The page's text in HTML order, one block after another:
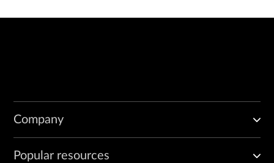
Company
Popular resources